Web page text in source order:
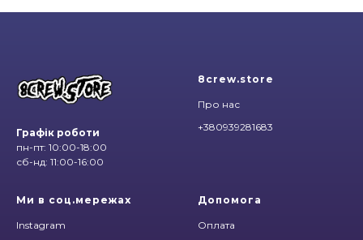
Графік роботи
пн-пт: 10:00-18:00
сб-нд: 11:00-16:00
8crew.store
Про нас
+380939281683
Ми в соц.мережах
Instagram
Допомога
Оплата